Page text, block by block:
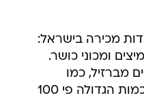
הפרי ב-350 נקודות מכירה בישראל:
ומכוני כושר.
מברזיל, כמו
האסרולה המכיל ויטמין סי בכמות הגדולה פי 100